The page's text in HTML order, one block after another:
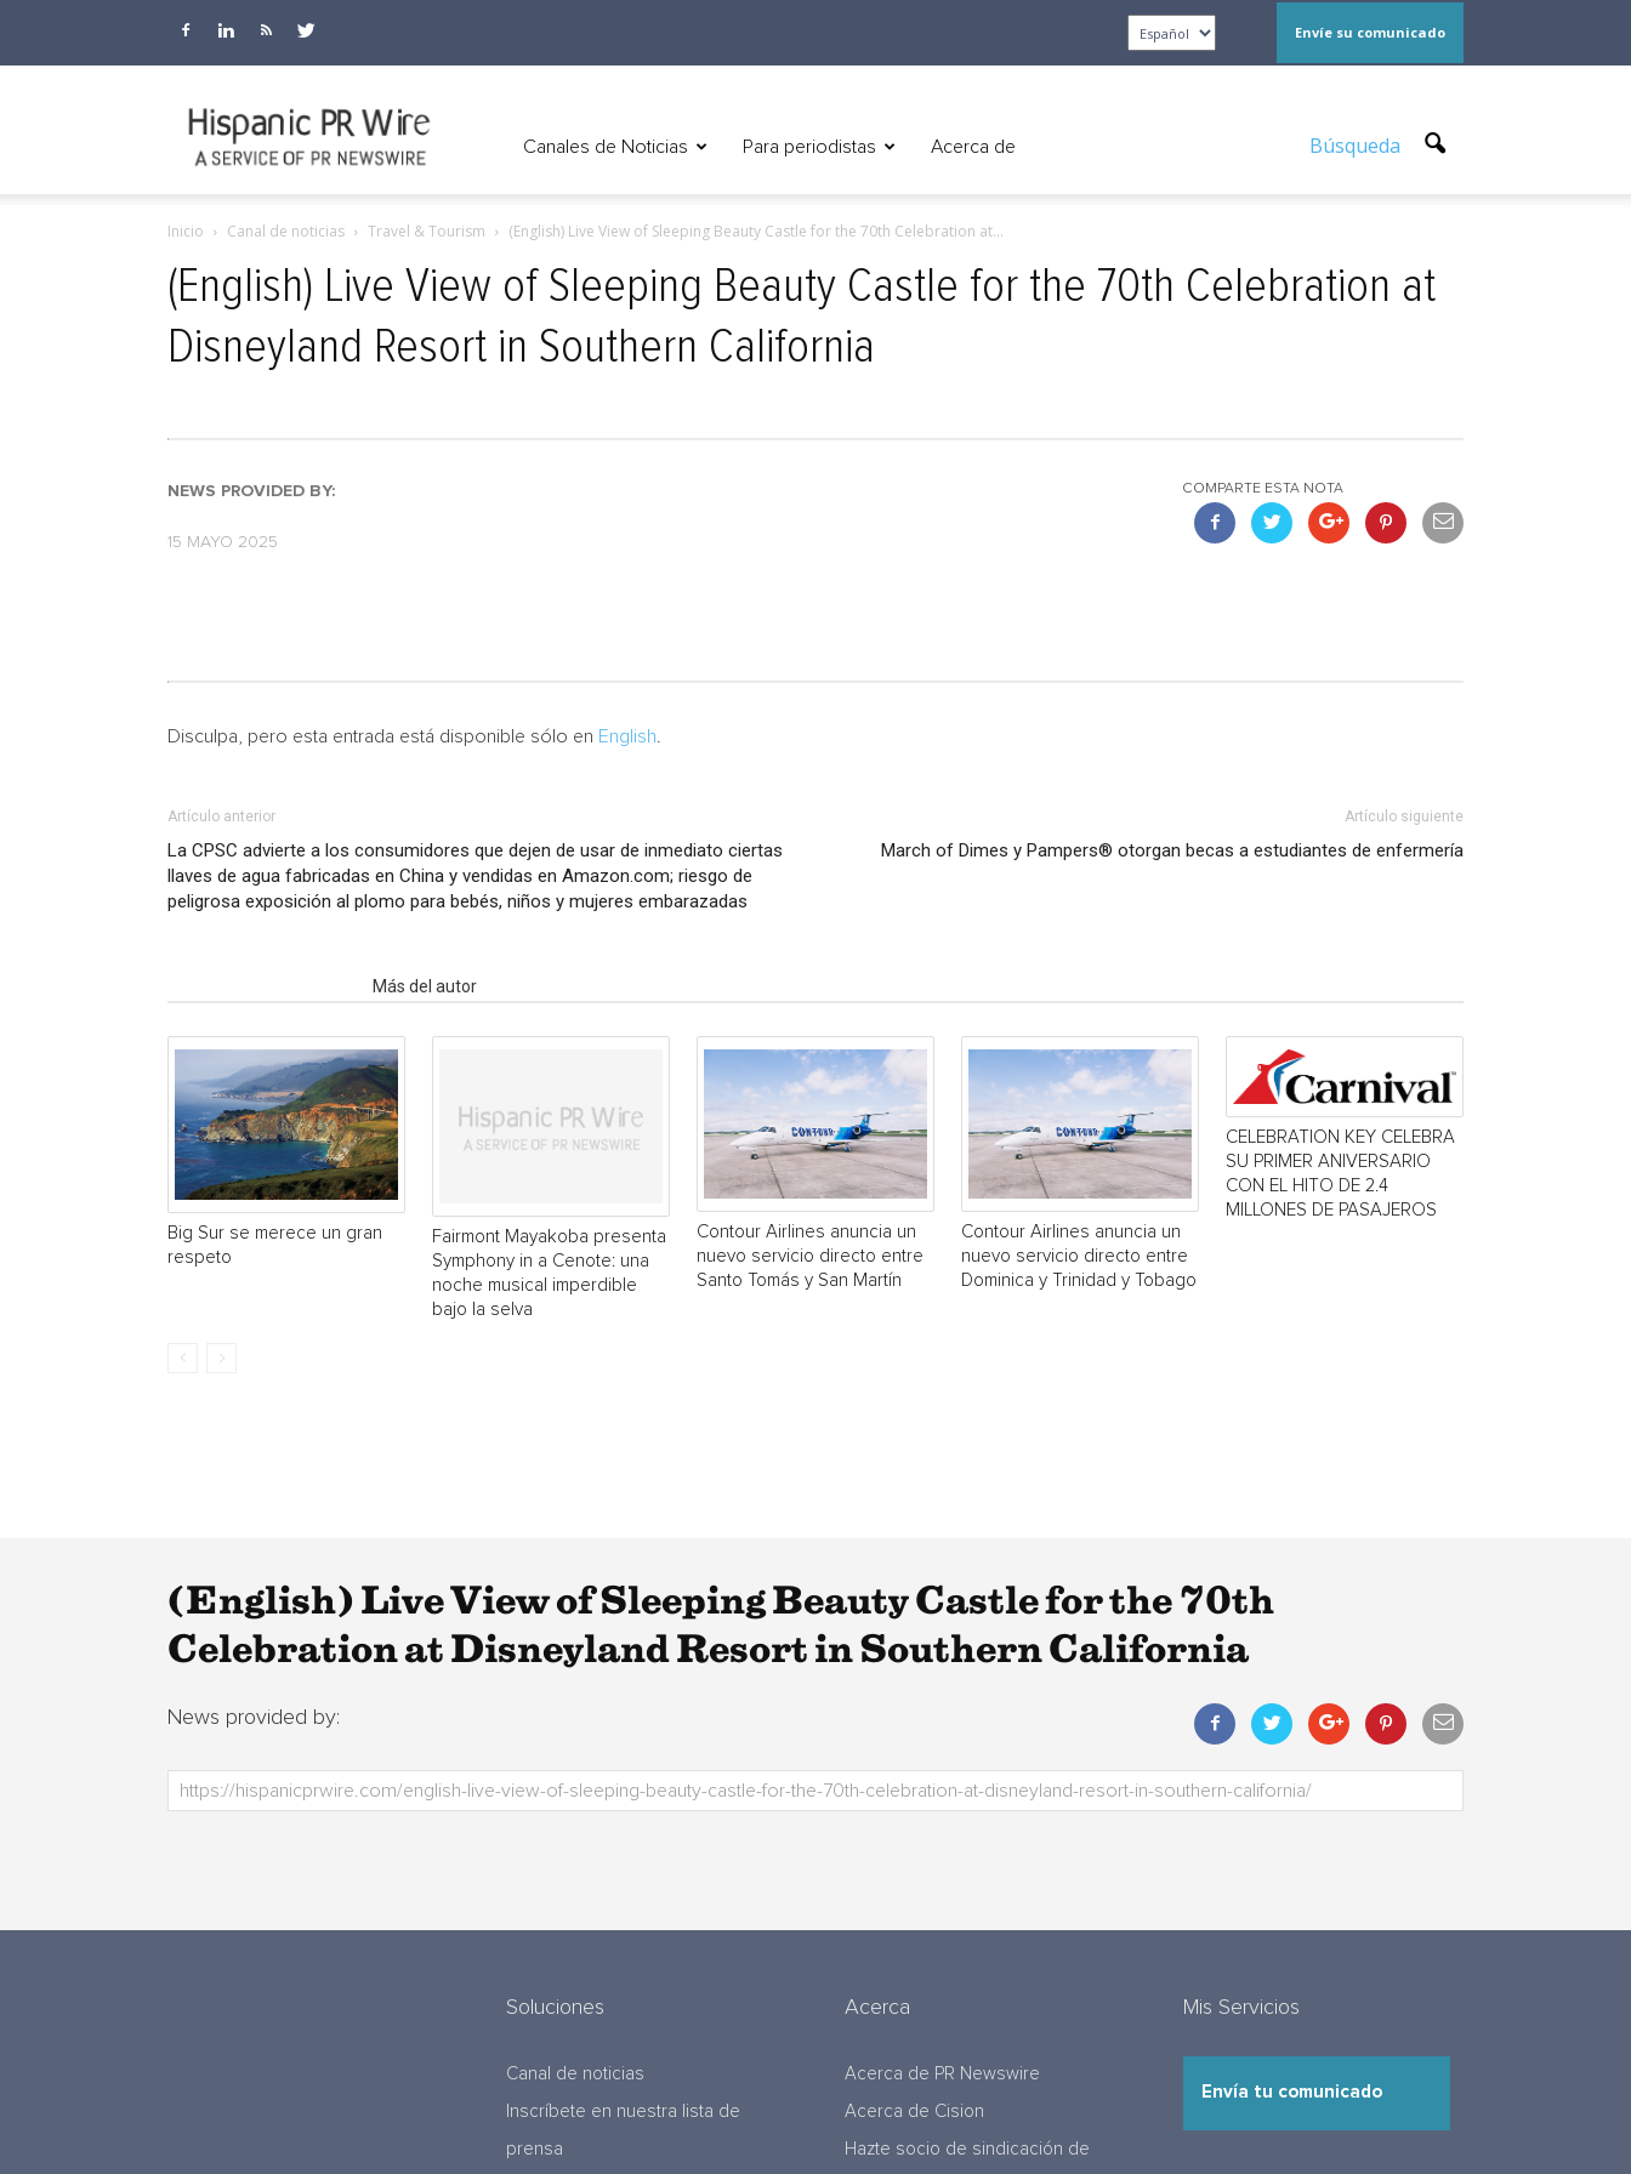
Envíe su comunicado
Canales de Noticias Para periodistas Acerca de Búsqueda
Inicio Canal de noticias Travel & Tourism (English) Live View of Sleeping Beauty Castle for the 70th Celebration at...
(English) Live View of Sleeping Beauty Castle for the 70th Celebration at
Disneyland Resort in Southern California
NEWS PROVIDED BY:
15 MAYO 2025
COMPARTE ESTA NOTA
Disculpa, pero esta entrada está disponible sólo en English
Artículo anterior
La CPSC advierte a los consumidores que dejen de usar de inmediato ciertas
llaves de agua fabricadas en China y vendidas en Amazon.com; riesgo de
peligrosa exposición al plomo para bebés, niños y mujeres embarazadas
Artículo siguiente
March of Dimes y Pampers® otorgan becas a estudiantes de enfermería
Más del autor
Big Sur se merece un gran
respeto
Fairmont Mayakoba presenta
Symphony in a Cenote: una
noche musical imperdible
bajo la selva
Contour Airlines anuncia un
nuevo servicio directo entre
Santo Tomás y San Martín
Contour Airlines anuncia un
nuevo servicio directo entre
Dominica y Trinidad y Tobago
CELEBRATION KEY CELEBRA
SU PRIMER ANIVERSARIO
CON EL HITO DE 2.4
MILLONES DE PASAJEROS
(English) Live View of Sleeping Beauty Castle for the 70th
Celebration at Disneyland Resort in Southern California
News provided by:
Soluciones
Canal de noticias
Inscríbete en nuestra lista de
prensa
Acerca
Acerca de PR Newswire
Acerca de Cision
Hazte socio de sindicación de
Mis Servicios
Envía tu comunicado